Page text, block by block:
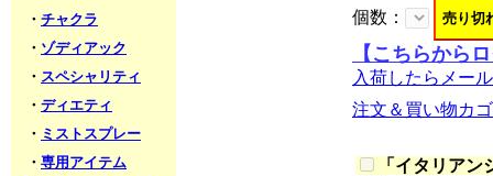
・ チャクラ
・ ゾディアック
・ スペシャリティ
・ ディエティ
・ ミストスプレー
・ 専用アイテム
個数：
【こちらから
入荷したらメー
注文＆買い物カ
「 イタリアン